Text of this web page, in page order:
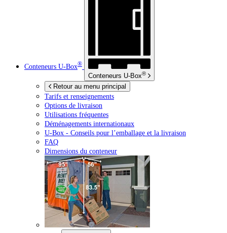
Conteneurs U-Box®
Conteneurs U-Box®
Retour au menu principal
Tarifs et renseignements
Options de livraison
Utilisations fréquentes
Déménagements internationaux
U-Box - Conseils pour l’emballage et la livraison
FAQ
Dimensions du conteneur